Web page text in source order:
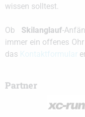
wissen solltest.
Ob Skilanglauf-
immer ein offenes
das
Partner